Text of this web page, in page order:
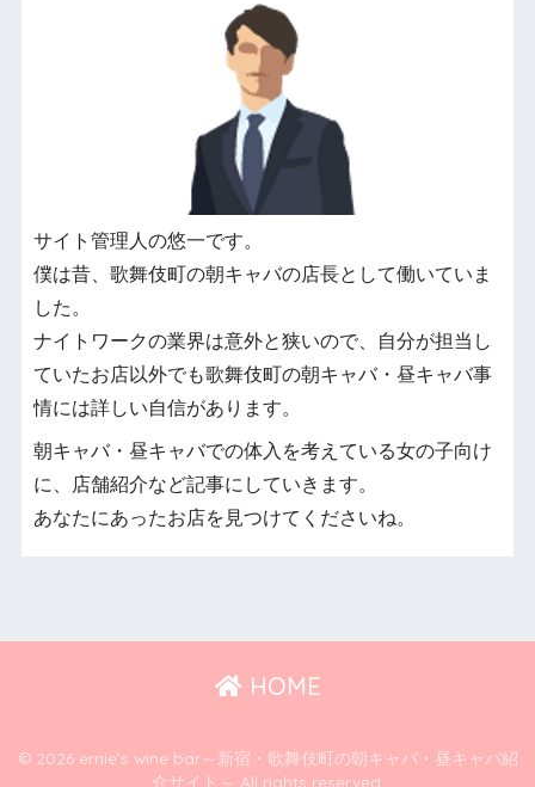
サイト管理人の悠一です。
僕は昔、歌舞伎町の朝キャバの店長として働いていま
した。
ナイトワークの業界は意外と狭いので、自分が担当し
ていたお店以外でも歌舞伎町の朝キャバ・昼キャバ事
情には詳しい自信があります。
朝キャバ・昼キャバでの体入を考えている女の子向け
に、店舗紹介など記事にしていきます。
あなたにあったお店を見つけてくださいね。
HOME
© 2026 ernie’s wine bar～新宿・歌舞伎町の朝キャバ・昼キャバ紹
介サイト～ All rights reserved.